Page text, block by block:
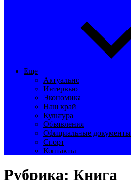
Еще
Актуально
Интервью
Экономика
Наш край
Культура
Объявления
Официальные документы
Спорт
Контакты
Рубрика: Книга